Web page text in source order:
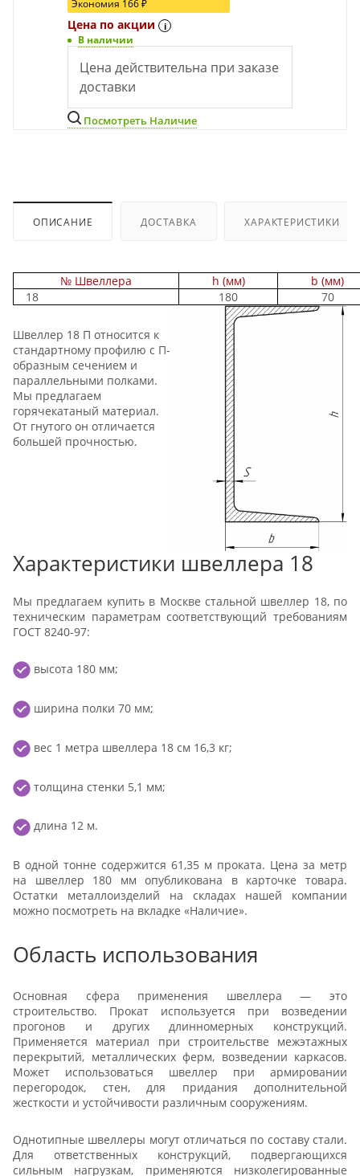
Экономия 166₽
Цена по акции i
В наличии
Цена действительна при заказе
доставки
Посмотреть Наличие
ОПИСАНИЕ ДОСТАВКА ХАРАКТЕРИСТИКИ
№ Швеллера h (мм)
b (мм)
18
180 70
Швеллер 18 П относится к
стандартному профилю с П-
образным сечением и
параллельными полками.
Мы предлагаем
горячекатаный материал.
От гнутого он отличается
большей прочностью.
Характеристики швеллера 18
Мы предлагаем купить в Москве стальной швеллер 18, по
техническим параметрам соответствующий требованиям
ГОСТ 8240-97:
высота 180 мм;
ширина полки 70 мм;
вес 1 метра швеллера 18 см 16,3 кг;
толщина стенки 5,1 мм;
длина 12 м.
В одной тонне содержится 61,35 м проката. Цена за метр
на швеллер 180 мм опубликована в карточке товара.
Остатки металлоизделий на складах нашей компании
можно посмотреть на вкладке «Наличие».
Область использования
Основная сфера применения швеллера — это
строительство. Прокат используется при возведении
прогонов и других длинномерных конструкций.
Применяется материал при строительстве межэтажных
перекрытий, металлических ферм, возведении каркасов.
Может использоваться швеллер при армировании
перегородок, стен, для придания дополнительной
жесткости и устойчивости различным сооружениям.
Однотипные швеллеры могут отличаться по составу стали.
Для ответственных конструкций, подвергающихся
сильным нагрузкам, применяются низколегированные